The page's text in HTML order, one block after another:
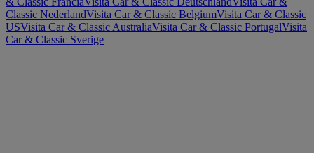
Classic NederlandVisita Car & Classic BelgiumVisita Car & Classic
USVisita Car & Classic AustraliaVisita Car & Classic PortugalVisita
Car & Classic Sverige